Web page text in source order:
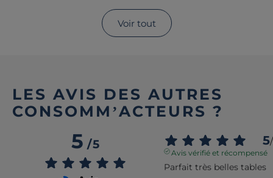
Voir tout
LES AVIS DES AUTRES
CONSOMM’ACTEURS ?
5/5 5/
Avis vérifié et récompensé
Parfait très belles tables